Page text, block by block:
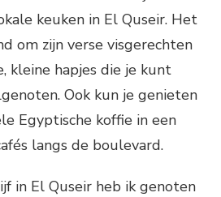
keuken in El Quseir. Het
om zijn verse visgerechten
kleine hapjes die je kunt
Ook kun je genieten
Egyptische koffie in een
langs de boulevard.
in El Quseir heb ik genoten